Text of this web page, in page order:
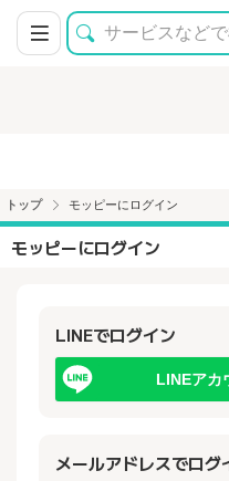
トップ モッピーにログイン
モッピーにログイン
LINEでログイン
LINEアカ
メールアドレスでログ